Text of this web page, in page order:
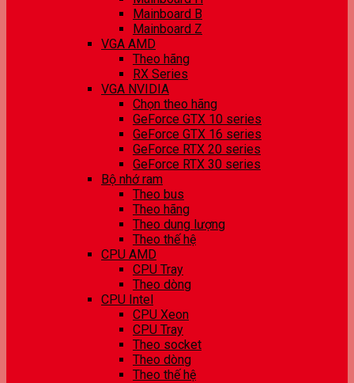
Mainboard B
Mainboard Z
VGA AMD
Theo hãng
RX Series
VGA NVIDIA
Chọn theo hãng
GeForce GTX 10 series
GeForce GTX 16 series
GeForce RTX 20 series
GeForce RTX 30 series
Bộ nhớ ram
Theo bus
Theo hãng
Theo dung lượng
Theo thế hệ
CPU AMD
CPU Tray
Theo dòng
CPU Intel
CPU Xeon
CPU Tray
Theo socket
Theo dòng
Theo thế hệ